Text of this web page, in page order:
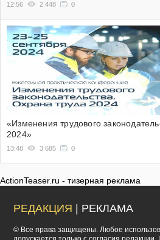
12:56 2 448 0
«Изменения трудового
2024»
13:48 3 685 0
ActionTeaser.ru - тизерная реклама
РЕДАКЦИЯ | РЕКЛАМА
© Все права защищены. Любое